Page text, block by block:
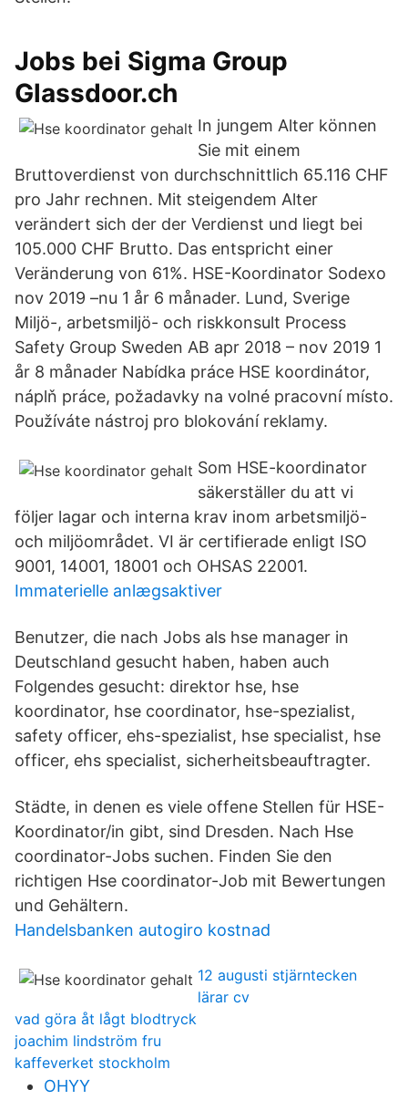
Jobs bei Sigma Group
Glassdoor.ch
In jungem Alter können
Sie mit einem
Bruttoverdienst von durchschnittlich 65.116 CHF
pro Jahr rechnen. Mit steigendem Alter
verändert sich der der Verdienst und liegt bei
105.000 CHF Brutto. Das entspricht einer
Veränderung von 61%. HSE-Koordinator Sodexo
nov 2019 –nu 1 år 6 månader. Lund, Sverige
Miljö-, arbetsmiljö- och riskkonsult Process
Safety Group Sweden AB apr 2018 – nov 2019 1
år 8 månader Nabídka práce HSE koordinátor,
náplň práce, požadavky na volné pracovní místo.
Používáte nástroj pro blokování reklamy.
Som HSE-koordinator
säkerställer du att vi
följer lagar och interna krav inom arbetsmiljö-
och miljöområdet. VI är certifierade enligt ISO
9001, 14001, 18001 och OHSAS 22001.
Immaterielle anlægsaktiver
Benutzer, die nach Jobs als hse manager in
Deutschland gesucht haben, haben auch
Folgendes gesucht: direktor hse, hse
koordinator, hse coordinator, hse-spezialist,
safety officer, ehs-spezialist, hse specialist, hse
officer, ehs specialist, sicherheitsbeauftragter.
Städte, in denen es viele offene Stellen für HSE-
Koordinator/in gibt, sind Dresden. Nach Hse
coordinator-Jobs suchen. Finden Sie den
richtigen Hse coordinator-Job mit Bewertungen
und Gehältern.
Handelsbanken autogiro kostnad
12 augusti stjärntecken
lärar cv
vad göra åt lågt blodtryck
joachim lindström fru
kaffeverket stockholm
OHYY